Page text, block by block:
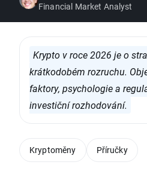
Financial Market Analyst
Krypto v roce 2026 je o
krátkodobém rozruchu.
faktory, psychologie a
investiční rozhodování.
Kryptoměny Příručky